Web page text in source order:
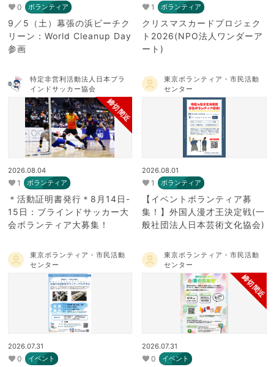
0 ボランティア
9／5（土）幕張の浜ビーチク
リーン：World Cleanup Day
参画
1 ボランティア
クリスマスカードプロジェク
ト2026(NPO法人ワンダーア
ート)
特定非営利活動法人日本ブラ
インドサッカー協会
締切間近
2026.08.04
1 ボランティア
＊活動証明書発行＊8月14日-
15日：ブラインドサッカー大
会ボランティア大募集！
東京ボランティア・市民活動
センター
2026.08.01
1 ボランティア
【イベントボランティア募
集！】外国人漫才王決定戦(一
般社団法人日本芸術文化協会)
東京ボランティア・市民活動
センター
2026.07.31
0 イベント
東京ボランティア・市民活動
センター
締切間近
2026.07.31
0 イベント